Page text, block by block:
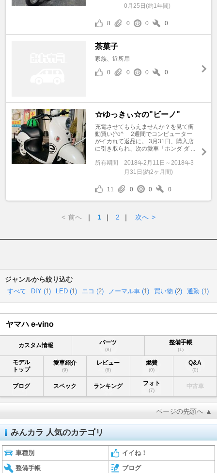
0月25日(約1年間)
8 0 0 0
茶菓子
家族、近所用
0
0 0 0
☆ゆっきぃ☆の"ビーノ"
充電させてもらえませんか？を見て衝
動買い(^o^ゞ 2週間でコンピューター
がイカれて返品に。 3月31日、購入店
に引き取られ、次の愛車「ホンダ ダ ...
所有期間
2018年2月11日～2018年3
月31日(約2ヶ月間)
11 0 0 0
< 前へ ｜ 1 ｜ 2 ｜ 次へ >
ジャンルから絞り込む
すべて DIY (1 ) LED (1 ) エコ (2) ノーマル車 (1 ) 買い物 (2) 通勤 (1 )
ヤマハ e-vino
カスタム情報 パーツ
(8)
整備手帳
(1)
モデル
トップ
愛車紹介
(9)
レビュー
(6)
燃費
(0)
Q&A
(0)
ブログ スペック ランキング フォト
(7)
中古車
ページの先頭へ ▲
みんカラ 人気のカテゴリ
車種別 イイね！
整備手帳 ブログ